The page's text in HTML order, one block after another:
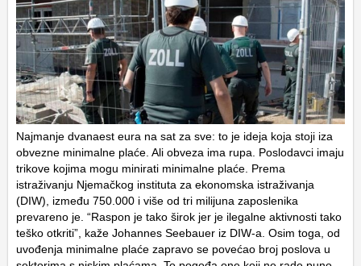
Najmanje dvanaest eura na sat za sve: to je ideja koja stoji iza
obvezne minimalne plaće. Ali obveza ima rupa. Poslodavci imaju
trikove kojima mogu minirati minimalne plaće. Prema
istraživanju Njemačkog instituta za ekonomska istraživanja
(DIW), između 750.000 i više od tri milijuna zaposlenika
prevareno je. “Raspon je tako širok jer je ilegalne aktivnosti tako
teško otkriti”, kaže Johannes Seebauer iz DIW-a. Osim toga, od
uvođenja minimalne plaće zapravo se povećao broj poslova u